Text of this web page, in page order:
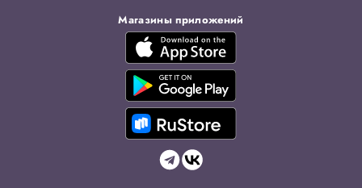
Магазины приложений